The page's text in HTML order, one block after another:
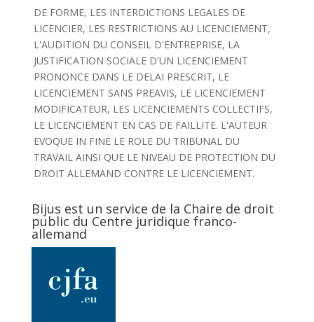
DE FORME, LES INTERDICTIONS LEGALES DE
LICENCIER, LES RESTRICTIONS AU LICENCIEMENT,
L'AUDITION DU CONSEIL D'ENTREPRISE, LA
JUSTIFICATION SOCIALE D'UN LICENCIEMENT
PRONONCE DANS LE DELAI PRESCRIT, LE
LICENCIEMENT SANS PREAVIS, LE LICENCIEMENT
MODIFICATEUR, LES LICENCIEMENTS COLLECTIFS,
LE LICENCIEMENT EN CAS DE FAILLITE. L'AUTEUR
EVOQUE IN FINE LE ROLE DU TRIBUNAL DU
TRAVAIL AINSI QUE LE NIVEAU DE PROTECTION DU
DROIT ALLEMAND CONTRE LE LICENCIEMENT.
Bijus est un service de la Chaire de droit
public du Centre juridique franco-
allemand